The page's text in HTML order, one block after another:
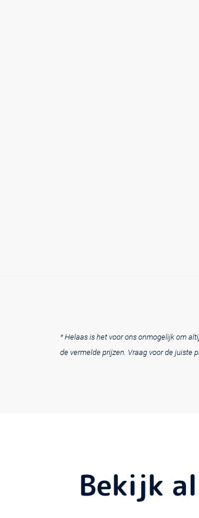
* Helaas is het voor ons onmogelijk om
de vermelde prijzen. Vraag voor de juiste
Bekijk